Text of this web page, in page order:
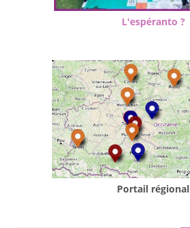
L'espéranto ?
Portail régional